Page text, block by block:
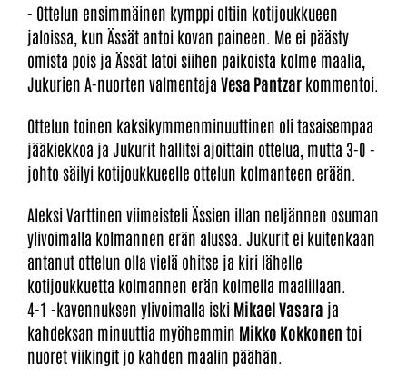
- Ottelun ensimmäinen kymppi oltiin kotijoukkueen
jaloissa, kun Ässät antoi kovan paineen. Me ei päästy
omista pois ja Ässät latoi siihen paikoista kolme maalia,
Jukurien A-nuorten valmentaja Vesa Pantzar kommentoi.
Ottelun toinen kaksikymmenminuuttinen oli tasaisempaa
jääkiekkoa ja Jukurit hallitsi ajoittain ottelua, mutta 3-0 -
johto säilyi kotijoukkueelle ottelun kolmanteen erään.
Aleksi Varttinen viimeisteli Ässien illan neljännen osuman
ylivoimalla kolmannen erän alussa. Jukurit ei kuitenkaan
antanut ottelun olla vielä ohitse ja kiri lähelle
kotijoukkuetta kolmannen erän kolmella maalillaan.
4-1 -kavennuksen ylivoimalla iski Mikael Vasara ja
kahdeksan minuuttia myöhemmin Mikko Kokkonen toi
nuoret viikingit jo kahden maalin päähän.